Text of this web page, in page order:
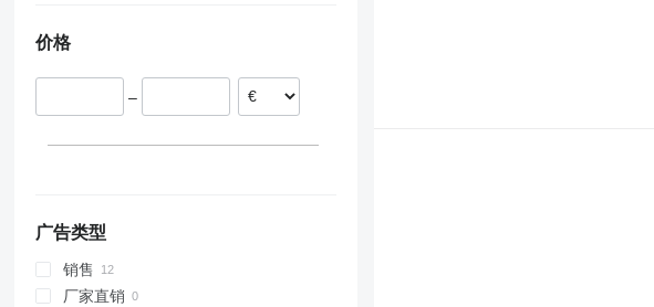
价格
–
广告类型
销售
厂家直销